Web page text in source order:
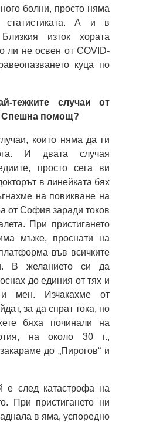
болни, просто няма
А и в
изток хората
ли не освен от COVID-
куца по
тежките случаи от
Спешна помощ?
които няма да ги
И двата случая
просто сега ви
в линейката бях
на повикване на
от София заради токов
При пристигането
мъже, проснати на
във всичките
В желанието си да
до единия от тях и
мен. Изчакахме от
за да спрат тока, но
бяха починали на
на около 30 г.,
до „Пирогов“ и
е след катастрофа на
При пристигането ни
в яма, успоредно